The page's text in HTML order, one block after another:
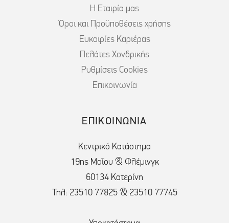
Η Εταιρία μας
Όροι και Προϋποθέσεις χρήσης
Ευκαιρίες Καριέρας
Πελάτες Χονδρικής
Ρυθμίσεις Cookies
Επικοινωνία
ΕΠΙΚΟΙΝΩΝΙΑ
Κεντρικό Κατάστημα
19ης Μαΐου & Φλέμινγκ
60134 Κατερίνη
Τηλ: 23510 77825 & 23510 77745